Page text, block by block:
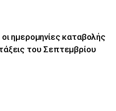
οι ημερομηνίες καταβολής
του Σεπτεμβρίου